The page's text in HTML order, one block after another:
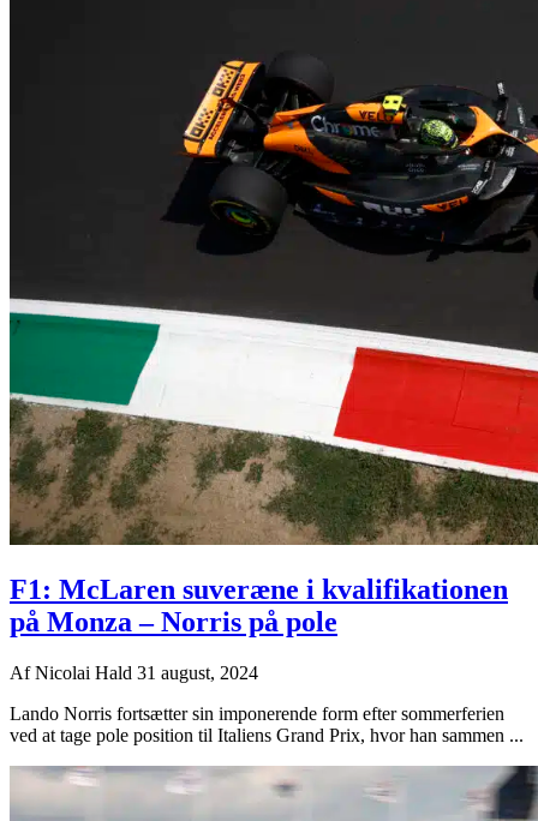
F1: McLaren suveræne i kvalifikationen
på Monza – Norris på pole
AfNicolai Hald 31 august, 2024
Lando Norris fortsætter sin imponerende form efter sommerferien
ved at tage pole position til Italiens Grand Prix, hvor han sammen ...